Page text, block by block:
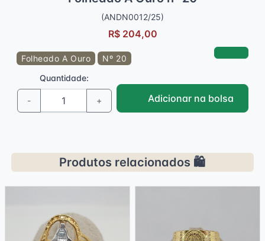
(ANDN0012/25)
R$ 204,00
Folheado A Ouro
Nº 20
Quantidade:
- + Adicionar na bolsa
Produtos relacionados 🛍️